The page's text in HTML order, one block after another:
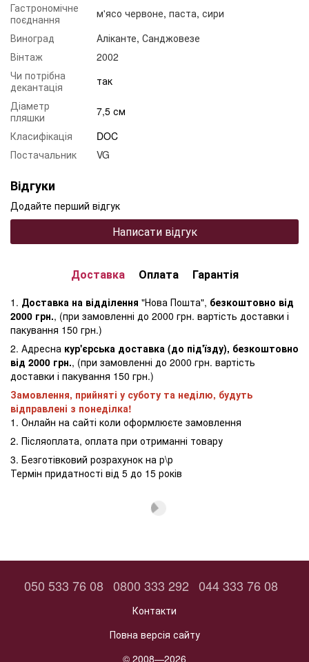
Гастрономічне
поєднання
м'ясо червоне, паста, сири
Виноград
Аліканте, Санджовезе
Вінтаж
2002
Чи потрібна
декантація
так
Діаметр
пляшки
7,5 см
Класифікація
DOC
Постачальник
VG
Відгуки
Додайте перший відгук
Написати відгук
Доставка Оплата Гарантія
1. Доставка на відділення "Нова Пошта", безкоштовно від
2000 грн., (при замовленні до 2000 грн. вартість доставки і
пакування 150 грн.)
2. Адресна кур'єрська доставка (до під'їзду), безкоштовно
від 2000 грн., (при замовленні до 2000 грн. вартість
доставки і пакування 150 грн.)
Замовлення, прийняті у суботу та неділю, будуть
відправлені з понеділка!
1. Онлайн на сайті коли оформлюєте замовлення
2. Післяоплата, оплата при отриманні товару
3. Безготівковий розрахунок на р\р
Термін придатності від 5 до 15 років
050 533 76 08 0800 333 292 044 333 76 08
Контакти
Повна версія сайту
© 2008—2026